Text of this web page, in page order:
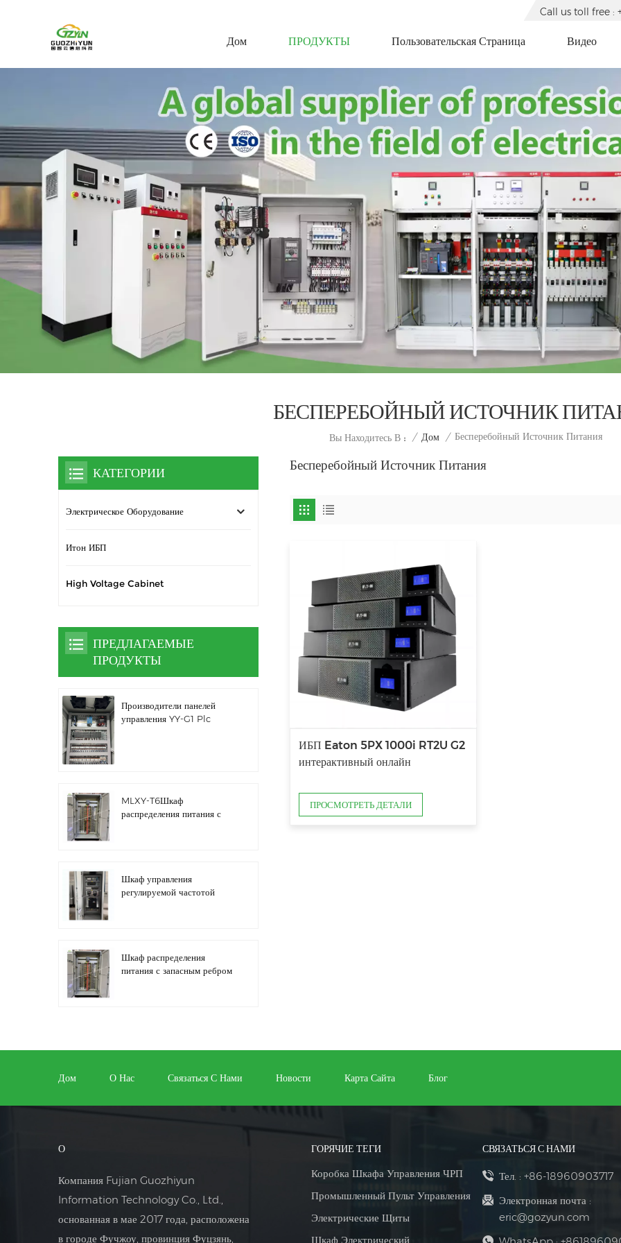
Call us toll free :
Дом ПРОДУКТЫ Пользовательская Страница Видео
БЕСПЕРЕБОЙНЫЙ ИСТОЧНИК
Вы Находитесь В : / Дом / Бесперебойный Источник Питания
Бесперебойный Источник Питания
ИБП Eaton 5PX 1000i RT2U G2
интерактивный онлайн
ПРОСМОТРЕТЬ ДЕТАЛИ
КАТЕГОРИИ
Электрическое Оборудование
Итон ИБП
High Voltage Cabinet
ПРЕДЛАГАЕМЫЕ
ПРОДУКТЫ
Производители панелей
управления YY-G1 Plc
MLXY-T6Шкаф
распределения питания с
Шкаф управления
регулируемой частотой
Шкаф распределения
питания с запасным ребром
распределительного
оборудование управления
используемый в ящике
электросчетчика торговых
Дом О Нас Связаться С Нами Новости Карта Сайта Блог
О
Компания Fujian Guozhiyun
Information Technology Co., Ltd.,
основанная в мае 2017 года, расположена
в городе Фучжоу, провинция Фуцзянь,
ГОРЯЧИЕ ТЕГИ
Коробка Шкафа Управления ЧРП
Промышленный Пульт Управления
Электрические Щиты
Шкаф Электрический
СВЯЗАТЬСЯ С НАМИ
Тел. : +86-18960903717
Электронная почта :
eric@gozyun.com